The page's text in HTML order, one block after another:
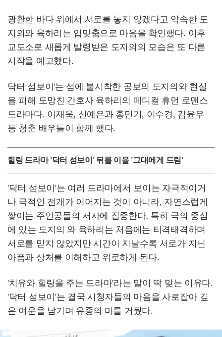
광활한 바다 위에서 서로를 놓지 않겠다고 약속한 도
지의와 육하리는 입맞춤으로 마음을 확인했다. 이후
교도소로 새롭게 발령받은 도지의의 모습은 또 다른
시작을 예고했다.
닥터 섬보이'는 섬에 불시착한 공보의 도지의와 현실
을 피해 도망친 간호사 육하리의 메디컬 휴먼 로맨스
드라마다. 이재욱, 신예은과 홍민기, 이수경, 김윤우
등 청춘 배우들이 함께 했다.
힐링 드라마 '닥터 섬보이' 뒤를 이을 '그대에게 드림'
'닥터 섬보이'는 여러 드라마에서 보이는 자극적이거
나 극적인 전개가 이어지는 것이 아니라, 자연스럽게
쌓이는 주인공들의 서사에 집중한다. 특히 극의 중심
에 있는 도지의 와 육하리는 처음에는 티격태격하며
서로를 믿지 않았지만 시간이 지날수록 서로가 지닌
아픔과 상처를 이해하고 위로하게 된다.
'치유와 힐링을 주는 드라마'라는 말이 딱 맞는 이유다.
'닥터 섬보이'는 결국 시청자들의 마음을 사로잡아 깊
은 여운을 남기며 유종의 미를 거뒀다.